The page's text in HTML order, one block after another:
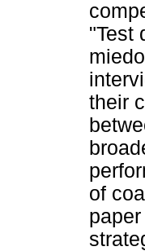
"Test
their
of